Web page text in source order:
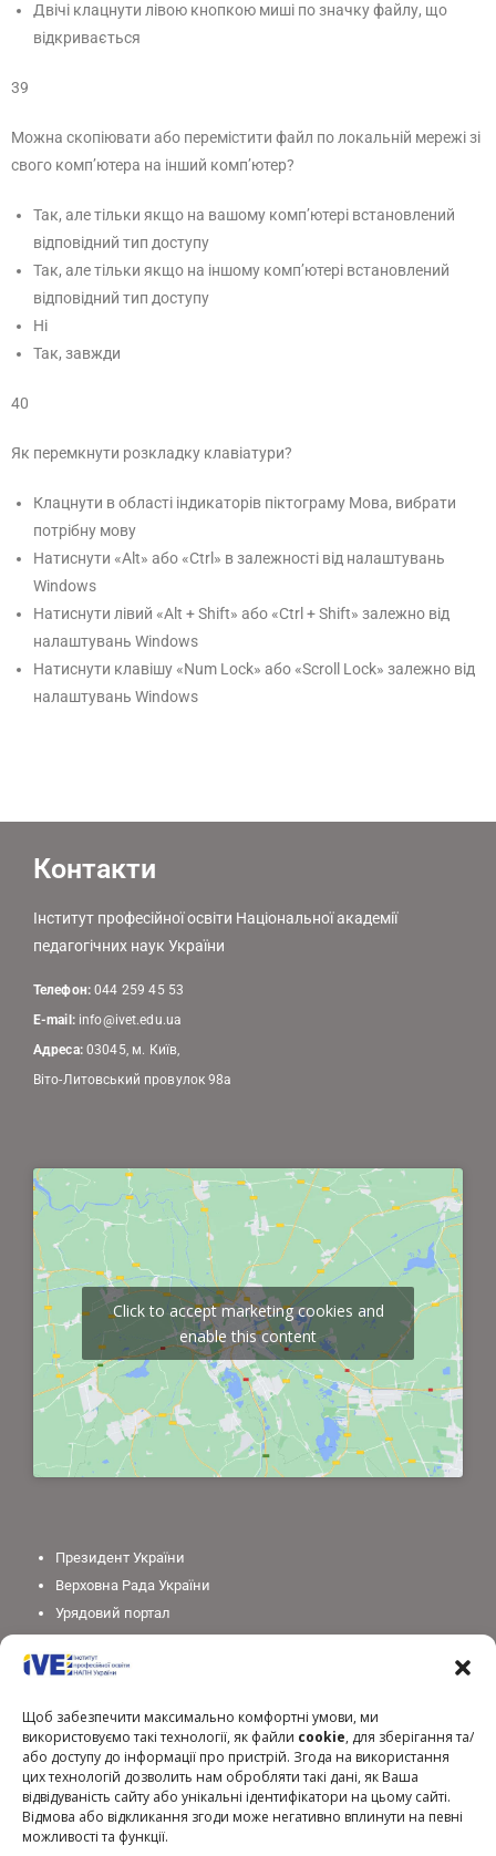
Щоб забезпечити максимально комфортні умови, ми
використовуємо такі технології, як файли cookie, для зберігання та/
або доступу до інформації про пристрій. Згода на використання
цих технологій дозволить нам обробляти такі дані, як Ваша
відвідуваність сайту або унікальні ідентифікатори на цьому сайті.
Відмова або відкликання згоди може негативно вплинути на певні
можливості та функції.
Двічі клацнути лівою кнопкою миші по значку файлу, що
відкривається
39
Можна скопіювати або перемістити файл по локальній мережі зі
свого комп’ютера на інший комп’ютер?
Так, але тільки якщо на вашому комп’ютері встановлений
відповідний тип доступу
Так, але тільки якщо на іншому комп’ютері встановлений
відповідний тип доступу
Ні
Так, завжди
40
Як перемкнути розкладку клавіатури?
Клацнути в області індикаторів піктограму Мова, вибрати
потрібну мову
Натиснути «Alt» або «Ctrl» в залежності від налаштувань
Windows
Натиснути лівий «Alt + Shift» або «Ctrl + Shift» залежно від
налаштувань Windows
Натиснути клавішу «Num Lock» або «Scroll Lock» залежно від
налаштувань Windows
Контакти
Інститут професійної освіти Національної академії
педагогічних наук України
Телефон:044 259 45 53
E-mail: info@ivet.edu.ua
Адреса:03045, м. Київ,
Віто-Литовський провулок 98а
Click to accept marketing cookies and
enable this content
Президент України
Верховна Рада України
Урядовий портал
Міністерство освіти і науки України